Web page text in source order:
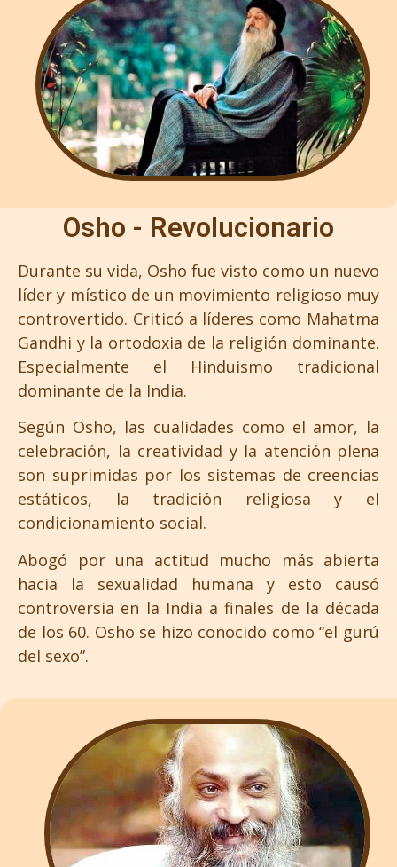
Osho - Revolucionario
Durante su vida, Osho fue visto como un nuevo
líder y místico de un movimiento religioso muy
controvertido. Criticó a líderes como Mahatma
Gandhi y la ortodoxia de la religión dominante.
Especialmente el Hinduismo tradicional
dominante de la India.
Según Osho, las cualidades como el amor, la
celebración, la creatividad y la atención plena
son suprimidas por los sistemas de creencias
estáticos, la tradición religiosa y el
condicionamiento social.
Abogó por una actitud mucho más abierta
hacia la sexualidad humana y esto causó
controversia en la India a finales de la década
de los 60. Osho se hizo conocido como “el gurú
del sexo”.